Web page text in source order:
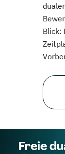
Blick:
Freie